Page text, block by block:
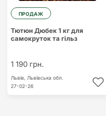
ПРОДАЖ
Тютюн Дюбек 1 кг для
самокруток та гільз
1 190 грн.
Львів, Львівська обл.
27-02-26